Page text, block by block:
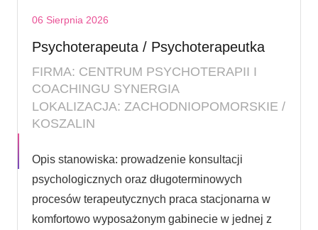
06 Sierpnia 2026
Psychoterapeuta / Psychoterapeutka
FIRMA: CENTRUM PSYCHOTERAPII I
COACHINGU SYNERGIA
LOKALIZACJA: ZACHODNIOPOMORSKIE /
KOSZALIN
Opis stanowiska: prowadzenie konsultacji
psychologicznych oraz długoterminowych
procesów terapeutycznych praca stacjonarna w
komfortowo wyposażonym gabinecie w jednej z